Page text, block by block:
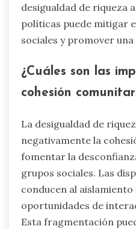
desigualdad de riqueza
políticas puede mitigar
sociales y promover
¿Cuáles son las
cohesión
La desigualdad de
negativamente la
fomentar la
grupos sociales. Las
conducen al
oportunidades de
Esta fragmentación